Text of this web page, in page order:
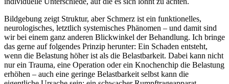
Bildgebung zeigt Struktur, aber Schmerz ist ein funktionelles,
neurologisches, letztlich systemisches Phänomen – und damit sind
wir bei einem ganz anderen Blickwinkel der Behandlung. Ich bringe
das gerne auf folgendes Prinzip herunter: Ein Schaden entsteht,
wenn die Belastung höher ist als die Belastbarkeit. Dabei kann nicht
nur ein Trauma, eine Operation oder ein Knochenchip die Belastung
erhöhen – auch eine geringe Belastbarkeit selbst kann die